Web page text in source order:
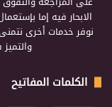
الابحار فيه إما
نوفر خدمات أخرى
الكلمات المفاتيح